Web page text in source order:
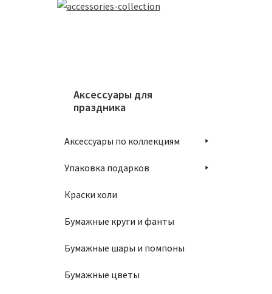
Аксессуары для
праздника
Аксессуары по коллекциям
Упаковка подарков
Краски холи
Бумажные круги и фанты
Бумажные шары и помпоны
Бумажные цветы